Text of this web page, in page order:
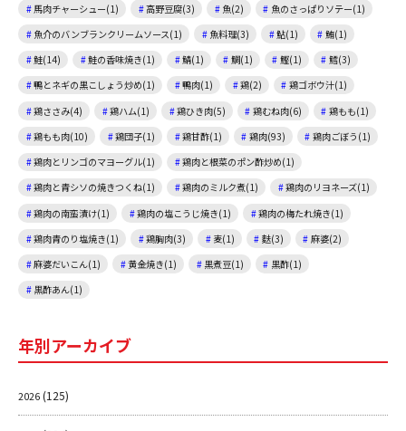
馬肉チャーシュー(1)
高野豆腐(3) 魚(2)
魚のさっぱりソテー(1)
魚介のバンブランクリームソース(1)
魚料理(3) 鮎(1)
鮪(1)
鮭(14)
鮭の香味焼き(1) 鯖(1) 鯛(1) 鰹(1)
鱈(3)
鴨とネギの黒こしょう炒め(1)
鴨肉(1) 鶏(2)
鶏ゴボウ汁(1)
鶏ささみ(4)
鶏ハム(1) 鶏ひき肉(5) 鶏むね肉(6)
鶏もも(1)
鶏もも肉(10)
鶏団子(1) 鶏甘酢(1) 鶏肉(93)
鶏肉ごぼう(1)
鶏肉とリンゴのマヨーグル(1)
鶏肉と根菜のポン酢炒め(1)
鶏肉と青シソの焼きつくね(1)
鶏肉のミルク煮(1)
鶏肉のリヨネーズ(1)
鶏肉の南蛮漬け(1)
鶏肉の塩こうじ焼き(1)
鶏肉の梅たれ焼き(1)
鶏肉青のり塩焼き(1)
鶏胸肉(3) 麦(1) 麩(3)
麻婆(2)
麻婆だいこん(1)
黄金焼き(1) 黒煮豆(1)
黒酢(1)
黒酢あん(1)
年別アーカイブ
2026(125)